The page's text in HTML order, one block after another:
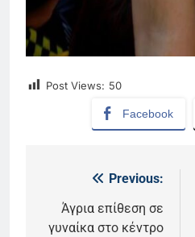
Post Views: 50
Facebook
Πλοήγηση
άρθρων
Previous:
Άγρια επίθεση σε
γυναίκα στο κέντρο